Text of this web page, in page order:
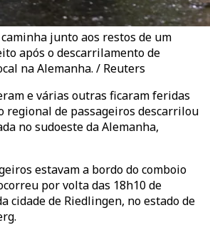
junto aos restos de um
após o descarrilamento de
na Alemanha. / Reuters
e várias outras ficaram feridas
regional de passageiros descarrilou
no sudoeste da Alemanha,
estavam a bordo do comboio
por volta das 18h10 de
cidade de Riedlingen, no estado de